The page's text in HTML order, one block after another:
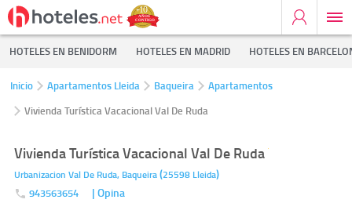
HOTELES EN BENIDORM HOTELES EN MADRID HOTELES EN
Inicio Apartamentos Lleida Baqueira
Apartamentos
Vivienda Turística Vacacional Val De Ruda
Vivienda Turística Vacacional Val De Ruda
Urbanizacion Val De Ruda, Baqueira(25598 Lleida)
943563654 | Opina